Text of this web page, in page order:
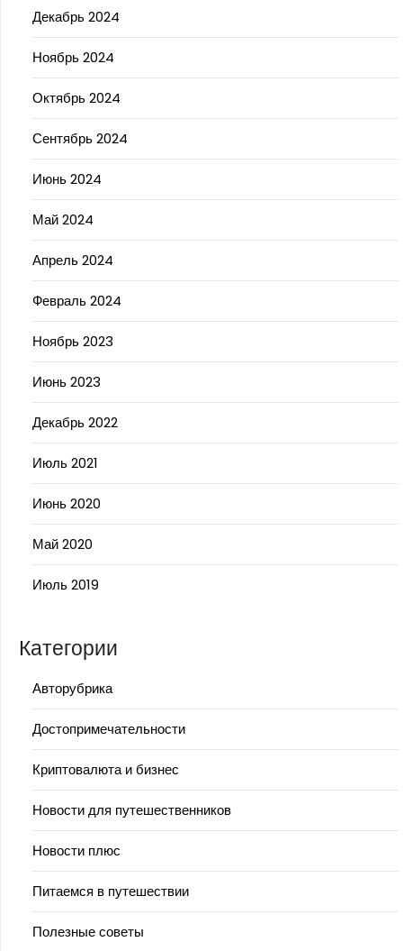
Декабрь 2024
Ноябрь 2024
Октябрь 2024
Сентябрь 2024
Июнь 2024
Май 2024
Апрель 2024
Февраль 2024
Ноябрь 2023
Июнь 2023
Декабрь 2022
Июль 2021
Июнь 2020
Май 2020
Июль 2019
Категории
Авторубрика
Достопримечательности
Криптовалюта и бизнес
Новости для путешественников
Новости плюс
Питаемся в путешествии
Полезные советы